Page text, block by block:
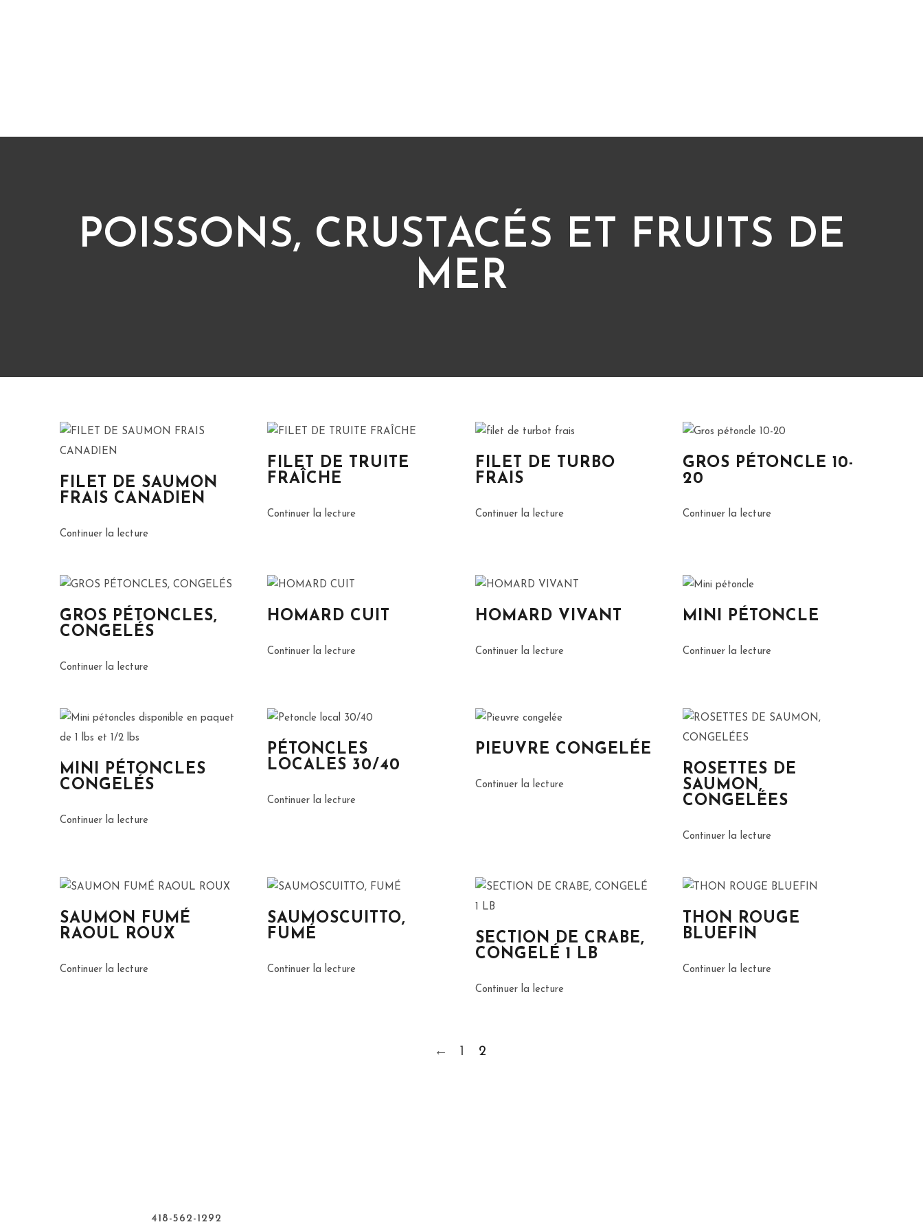
POISSONS, CRUSTACÉS ET FRUITS DE
MER
FILET DE SAUMON
FRAIS CANADIEN
Continuer la lecture
FILET DE TRUITE
FRAÎCHE
Continuer la lecture
FILET DE TURBO
FRAIS
Continuer la lecture
GROS PÉTONCLE 10-
20
Continuer la lecture
GROS PÉTONCLES,
CONGELÉS
Continuer la lecture
HOMARD CUIT
Continuer la lecture
HOMARD VIVANT
Continuer la lecture
MINI PÉTONCLE
Continuer la lecture
MINI PÉTONCLES
CONGELÉS
Continuer la lecture
PÉTONCLES
LOCALES 30/40
Continuer la lecture
PIEUVRE CONGELÉE
Continuer la lecture
ROSETTES DE
SAUMON,
CONGELÉES
Continuer la lecture
SAUMON FUMÉ
RAOUL ROUX
Continuer la lecture
SAUMOSCUITTO,
FUMÉ
Continuer la lecture
SECTION DE CRABE,
CONGELÉ 1 LB
Continuer la lecture
THON ROUGE
BLUEFIN
Continuer la lecture
← 1 2
418-562-1292